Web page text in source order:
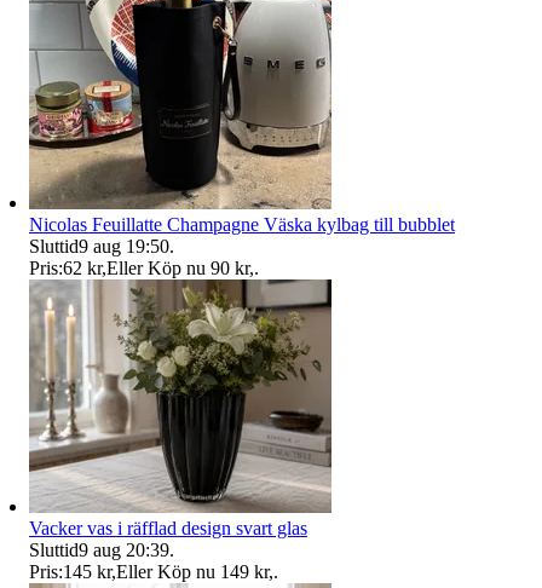
Nicolas Feuillatte Champagne Väska kylbag till bubblet
Sluttid9 aug 19:50.
Pris:62 kr,Eller Köp nu 90 kr,.
Vacker vas i räfflad design svart glas
Sluttid9 aug 20:39.
Pris:145 kr,Eller Köp nu 149 kr,.